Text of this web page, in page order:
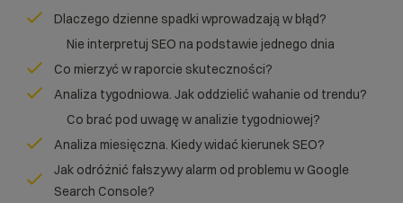
Dlaczego dzienne spadki wprowadzają w błąd?
Nie interpretuj SEO na podstawie jednego dnia
Co mierzyć w raporcie skuteczności?
Analiza tygodniowa. Jak oddzielić wahanie od trendu?
Co brać pod uwagę w analizie tygodniowej?
Analiza miesięczna. Kiedy widać kierunek SEO?
Jak odróżnić fałszywy alarm od problemu w Google
Search Console?